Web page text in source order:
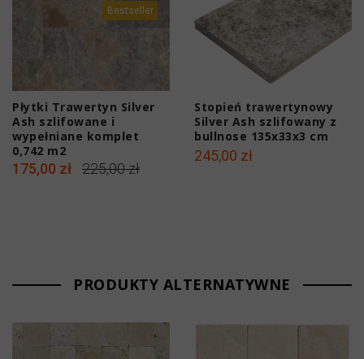
Bestseller
Płytki Trawertyn Silver
Ash szlifowane i
wypełniane komplet
0,742 m2
175,00 zł 225,00 zł
Stopień trawertynowy
Silver Ash szlifowany z
bullnose 135x33x3 cm
245,00 zł
PRODUKTY ALTERNATYWNE